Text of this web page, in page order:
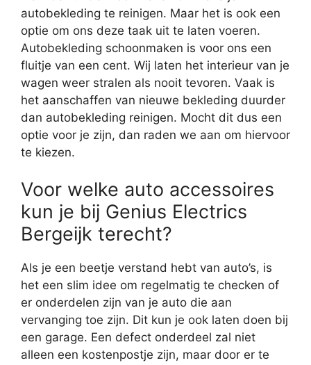
autobekleding te reinigen. Maar het is ook een
optie om ons deze taak uit te laten voeren.
Autobekleding schoonmaken is voor ons een
fluitje van een cent. Wij laten het interieur van je
wagen weer stralen als nooit tevoren. Vaak is
het aanschaffen van nieuwe bekleding duurder
dan autobekleding reinigen. Mocht dit dus een
optie voor je zijn, dan raden we aan om hiervoor
te kiezen.
Voor welke auto accessoires
kun je bij Genius Electrics
Bergeijk terecht?
Als je een beetje verstand hebt van auto’s, is
het een slim idee om regelmatig te checken of
er onderdelen zijn van je auto die aan
vervanging toe zijn. Dit kun je ook laten doen bij
een garage. Een defect onderdeel zal niet
alleen een kostenpostje zijn, maar door er te